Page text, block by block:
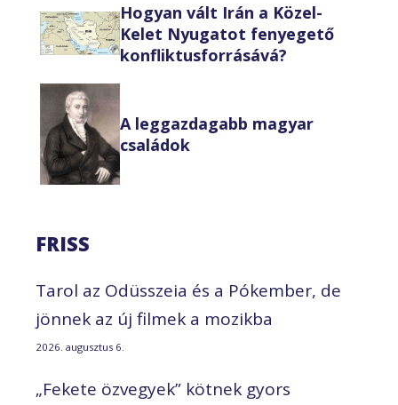
Hogyan vált Irán a Közel-
Kelet Nyugatot fenyegető
konfliktusforrásává?
A leggazdagabb magyar
családok
FRISS
Tarol az Odüsszeia és a Pókember, de
jönnek az új filmek a mozikba
2026. augusztus 6.
„Fekete özvegyek” kötnek gyors